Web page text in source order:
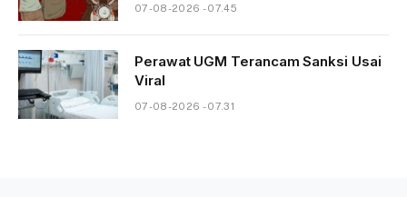
07-08-2026 - 07.45
Perawat UGM Terancam Sanksi Usai
Viral
07-08-2026 - 07.31